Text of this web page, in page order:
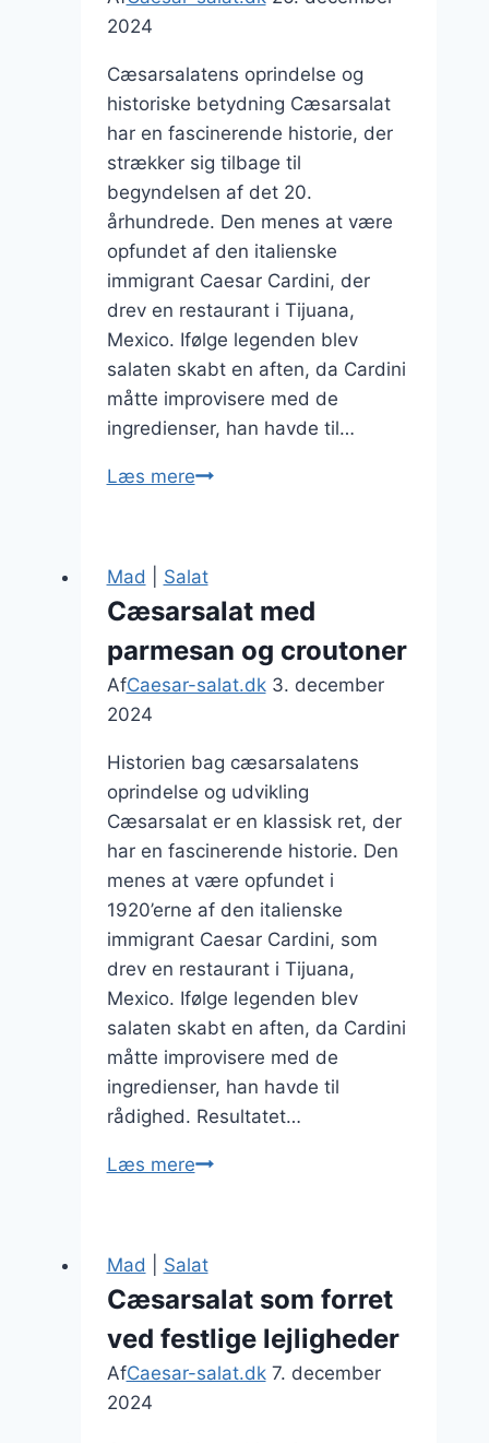
2024
Cæsarsalatens oprindelse og
historiske betydning Cæsarsalat
har en fascinerende historie, der
strækker sig tilbage til
begyndelsen af det 20.
århundrede. Den menes at være
opfundet af den italienske
immigrant Caesar Cardini, der
drev en restaurant i Tijuana,
Mexico. Ifølge legenden blev
salaten skabt en aften, da Cardini
måtte improvisere med de
ingredienser, han havde til…
Læs mereCæsarsalat
som
tilbehør
Mad Salat
Cæsarsalat med
parmesan og croutoner
AfCaesar-salat.dk 3. december
2024
Historien bag cæsarsalatens
oprindelse og udvikling
Cæsarsalat er en klassisk ret, der
har en fascinerende historie. Den
menes at være opfundet i
1920’erne af den italienske
immigrant Caesar Cardini, som
drev en restaurant i Tijuana,
Mexico. Ifølge legenden blev
salaten skabt en aften, da Cardini
måtte improvisere med de
ingredienser, han havde til
rådighed. Resultatet…
Læs mereCæsarsalat
croutoner
Mad Salat
Cæsarsalat som forret
ved festlige lejligheder
AfCaesar-salat.dk 7. december
2024